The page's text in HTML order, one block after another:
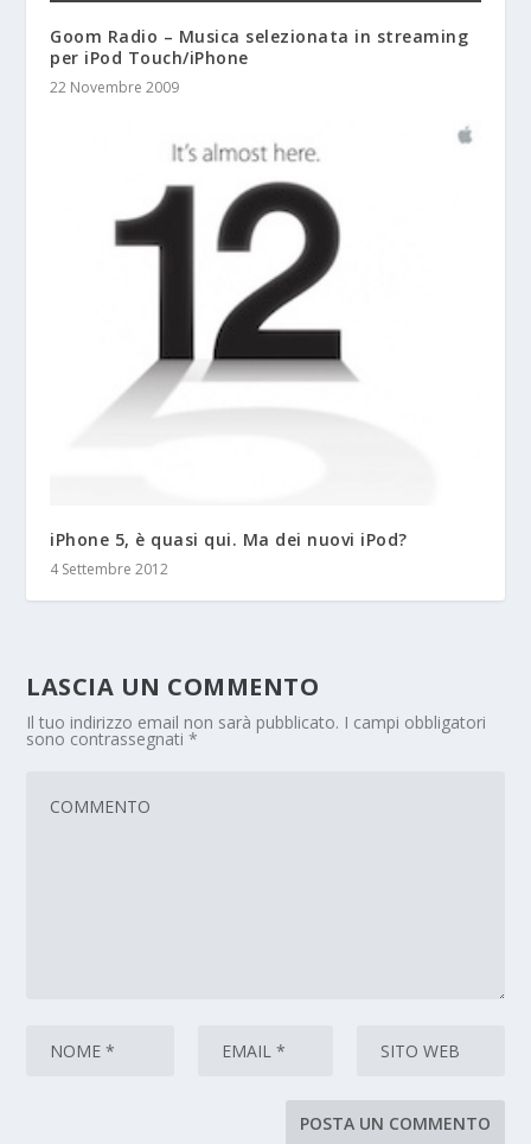
Goom Radio – Musica selezionata in streaming
per iPod Touch/iPhone
22 Novembre 2009
iPhone 5, è quasi qui. Ma dei nuovi iPod?
4 Settembre 2012
LASCIA UN COMMENTO
Il tuo indirizzo email non sarà pubblicato. I campi obbligatori
sono contrassegnati*